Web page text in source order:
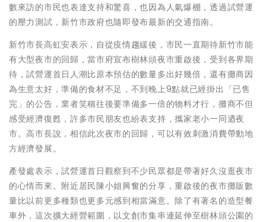
數來訪的市民也表達支持和驚喜，也因為人氣爆棚，透過試營運
的壓力測試，新竹市政府也隨即發布最新的交通指南。
新竹市長高虹安表示，自從疫情趨緩後，市民一直期待新竹市能
有大型夜市的回歸，當市府宣布樹林頭夜市重啟後，受到各界期
待，試營運首日人潮比原本預估的數量多出好幾倍，還有攤商因
為生意太好，準備的食材不足，不到晚上9點就已經掛出「已售
完」的公告，業者笑稱往後要準備多一倍的物料才行，攤商不但
感受經濟復甦，許多市民朋友也紛表支持，攜家老小一同迺夜
市。高市長說，相信此次夜市的回歸，可以有效刺激消費帶動地
方經濟發展。
產發處表示，試營運首日觀察到不少民眾都是帶著好久沒逛夜市
的心情而來。附近居民陳小姐興奮的分享，重啟後的夜市攤販數
量比以前更多種類也更多元感到相當滿意。除了有著名的造型餐
車外，這次擴大經營範圍，以文創市集串連延伸至樹林頭公園的